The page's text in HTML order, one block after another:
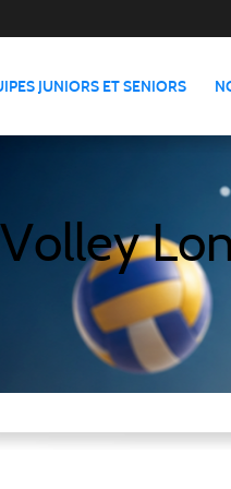
JUNIORS ET SENIORS
Volley